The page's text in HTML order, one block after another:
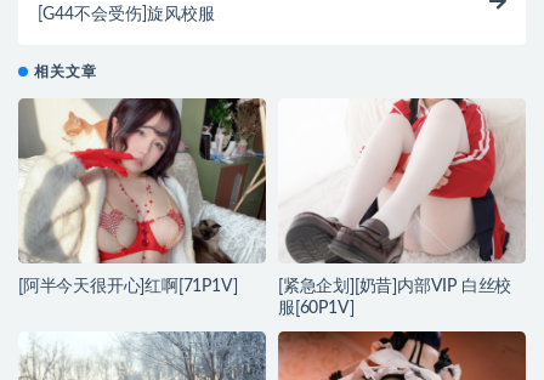
[G44不会受伤]旋风校服
相关文章
[阿半今天很开心]红啊[71P1V]
[紧急企划][奶昔]内部VIP 白丝校
服[60P1V]